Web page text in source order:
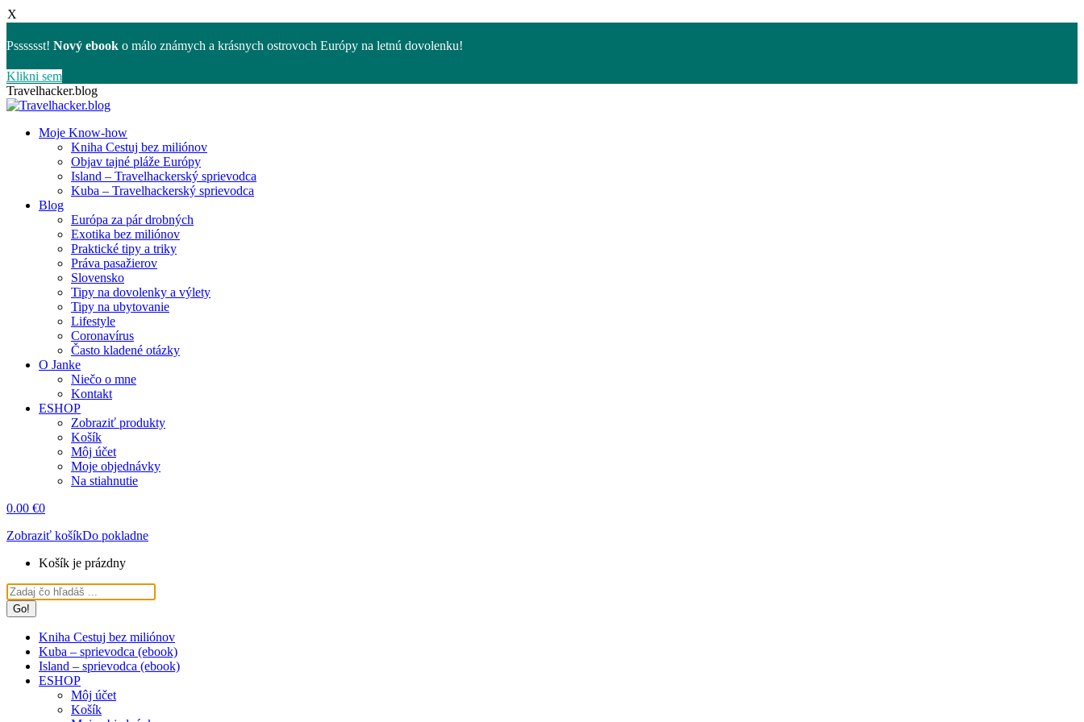
X
Psssssst! Nový ebook o málo známych a krásnych ostrovoch Európy na letnú dovolenku!
Klikni sem
Skip
to
Travelhacker.blog
Moje Know-how
Kniha Cestuj bez miliónov
Objav tajné pláže Európy
Island – Travelhackerský sprievodca
Kuba – Travelhackerský sprievodca
Blog
Európa za pár drobných
Exotika bez miliónov
Praktické tipy a triky
Práva pasažierov
Slovensko
Tipy na dovolenky a výlety
Tipy na ubytovanie
Lifestyle
Coronavírus
Často kladené otázky
O Janke
Niečo o mne
Kontakt
ESHOP
Zobraziť produkty
Košík
Môj účet
Moje objednávky
Na stiahnutie
0.00 €0
Zobraziť košíkDo pokladne
Košík je prázdny
Search:
Kniha Cestuj bez miliónov
Kuba – sprievodca (ebook)
Island – sprievodca (ebook)
ESHOP
Môj účet
Košík